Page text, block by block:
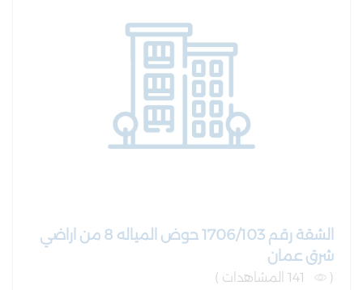
الشقة رقم 1706/103 حوض المياله 8 من اراضي
شرق عمان
(